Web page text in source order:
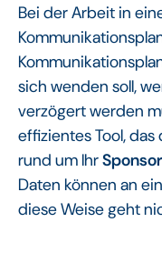
Bei der Arbeit in
sich wenden soll,
verzögert werden
effizientes Tool,
rund um Ihr
Daten können an
diese Weise geht